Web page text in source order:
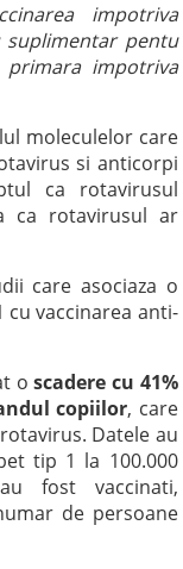
impotriva
suplimentar pentu
impotriva
moleculelor care
si anticorpi
ca rotavirusul
ca rotavirusul ar
care asociaza o
vaccinarea anti-
oscadere cu 41%
copiilor, care
Datele au
tip 1 la 100.000
fost vaccinati,
de persoane